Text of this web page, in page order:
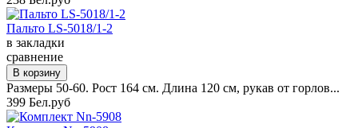
Пальто LS-5018/1-2
в закладки
сравнение
Размеры 50-60. Рост 164 см. Длина 120 см, рукав от горлов...
399 Бел.руб